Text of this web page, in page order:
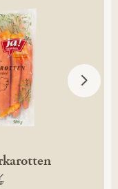
% gentechnikfrei